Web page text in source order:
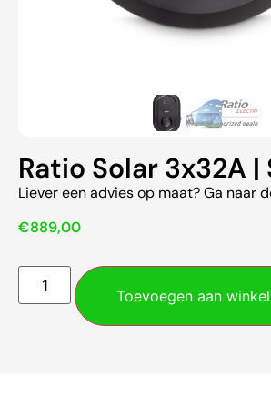
Ratio Solar 3x32A
Liever een advies op maat? Ga naar
€889,00
Toevoegen aan